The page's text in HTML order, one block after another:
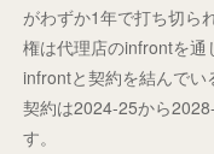
がわずか1年で打ち切ら
権は代理店のinfrontを通
infrontと契約を結んでい
契約は2024-25から
す。